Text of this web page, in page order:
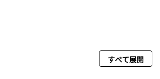
すべて展開